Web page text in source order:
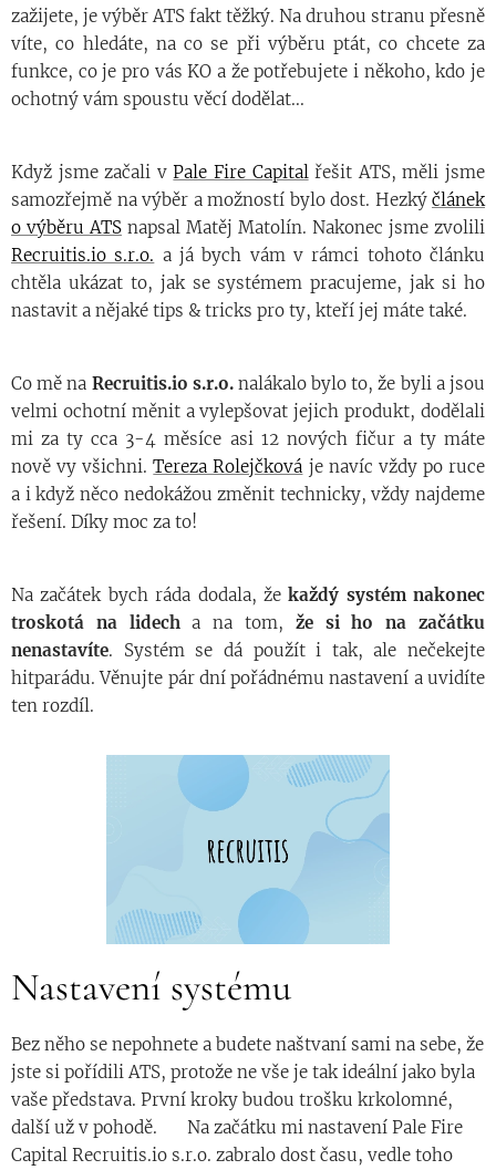
zažijete, je výběr ATS fakt těžký. Na druhou stranu přesně
víte, co hledáte, na co se při výběru ptát, co chcete za
funkce, co je pro vás KO a že potřebujete i někoho, kdo je
ochotný vám spoustu věcí dodělat...
Když jsme začali vPale Fire Capitalřešit ATS, měli jsme
samozřejmě na výběr a možností bylo dost. Hezký článek
o výběru ATS napsal Matěj Matolín. Nakonec jsme zvolili
Recruitis.io s.r.o. a já bych vám v rámci tohoto článku
chtěla ukázat to, jak se systémem pracujeme, jak si ho
nastavit a nějaké tips & tricks pro ty, kteří jej máte také.
Co mě na Recruitis.io s.r.o. nalákalo bylo to, že byli a jsou
velmi ochotní měnit a vylepšovat jejich produkt, dodělali
mi za ty cca 3-4 měsíce asi 12 nových fičur a ty máte
nově vy všichni.Tereza Rolejčková je navíc vždy po ruce
a i když něco nedokážou změnit technicky, vždy najdeme
řešení. Díky moc za to!
Na začátek bych ráda dodala, žekaždý systém nakonec
troskotá na lidecha na tom, že si ho na začátku
nenastavíte. Systém se dá použít i tak, ale nečekejte
hitparádu. Věnujte pár dní pořádnému nastavení a uvidíte
ten rozdíl.
Nastavení systému
Bez něho se nepohnete a budete naštvaní sami na sebe, že
jste si pořídili ATS, protože ne vše je tak ideální jako byla
vaše představa. První kroky budou trošku krkolomné,
další už v pohodě. 😊 Na začátku mi nastavení Pale Fire
Capital Recruitis.io s.r.o. zabralo dost času, vedle toho